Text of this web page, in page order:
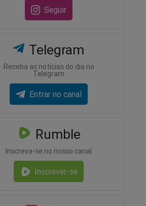
Seguir
Telegram
Receba as notícias do dia no
Telegram
Entrar no canal
Rumble
Inscreva-se no nosso canal
Inscrever-se